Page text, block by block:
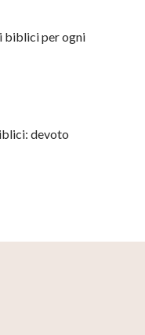
biblici per ogni
devoto